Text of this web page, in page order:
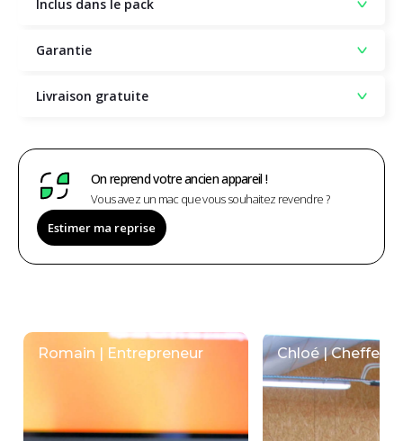
Inclus dans le pack
Garantie
Livraison gratuite
On reprend votre ancien appareil !
Vous avez un mac que vous souhaitez revendre ?
Estimer ma reprise